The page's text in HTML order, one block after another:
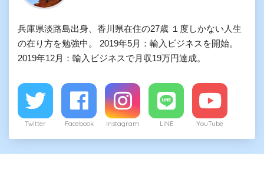
兵庫県淡路島出身、香川県在住の27歳 １度しかない人生
の在り方を勉強中。 2019年5月：輸入ビジネスを開始。
2019年12月：輸入ビジネスで月収19万円達成。
Twitter Facebook Instagram LINE YouTube